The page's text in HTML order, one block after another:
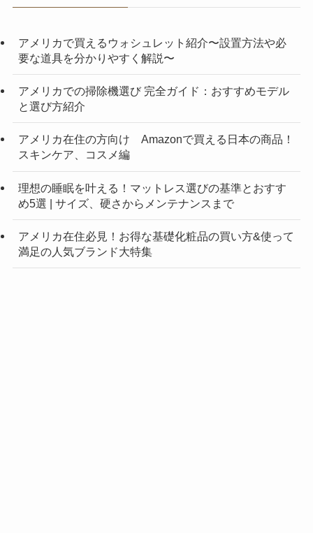
アメリカで買えるウォシュレット紹介〜設置方法や必
要な道具を分かりやすく解説〜
アメリカでの掃除機選び 完全ガイド：おすすめモデル
と選び方紹介
アメリカ在住の方向け Amazonで買える日本の商品！
スキンケア、コスメ編
理想の睡眠を叶える！マットレス選びの基準とおすす
め5選 | サイズ、硬さからメンテナンスまで
アメリカ在住必見！お得な基礎化粧品の買い方&使って
満足の人気ブランド大特集